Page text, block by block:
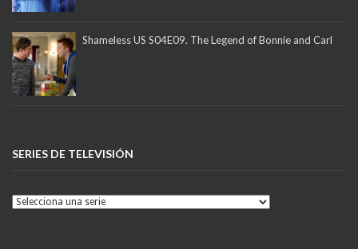
Shameless US S04E09. The Legend of Bonnie and Carl
SERIES DE TELEVISIÓN